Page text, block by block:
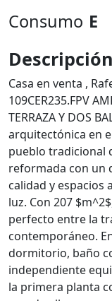
Consumo E
Casa en venta ,
109CER235.FPV
TERRAZA Y DOS
arquitectónica en
pueblo tradicional
reformada con un
calidad y espacios
luz. Con 207
perfecto entre la
contemporáneo.
dormitorio, baño
independiente
la primera planta